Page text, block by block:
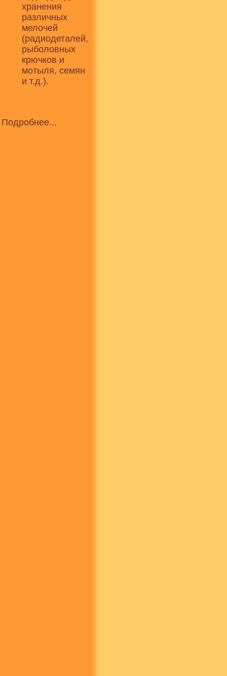
хранения
различных
мелочей
(радиодеталей,
рыболовных
крючков и
мотыля, семян
и т.д.).
Подробнее...